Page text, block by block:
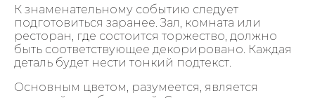
К знаменательному событию следует
подготовиться заранее. Зал, комната или
ресторан, где состоится торжество, должно
быть соответствующее декорировано. Каждая
деталь будет нести тонкий подтекст.
Основным цветом, разумеется, является